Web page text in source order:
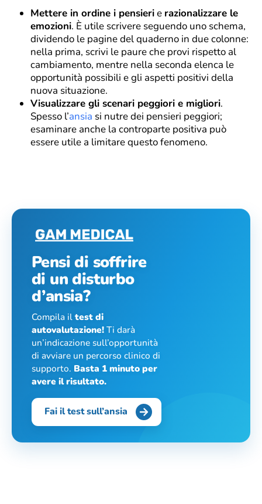
Mettere in ordine i pensierie razionalizzare le
emozioni. È utile scrivere seguendo uno schema,
dividendo le pagine del quaderno in due colonne:
nella prima, scrivi le paure che provi rispetto al
cambiamento, mentre nella seconda elenca le
opportunità possibili e gli aspetti positivi della
nuova situazione.
Visualizzare gli scenari peggiori e migliori.
Spesso l’ansia si nutre dei pensieri peggiori;
esaminare anche la controparte positiva può
essere utile a limitare questo fenomeno.
Pensi di soffrire
di un disturbo
d’ansia?
Compila iltest di
autovalutazione!Ti darà
un’indicazione sull’opportunità
di avviare un percorso clinico di
supporto. Basta 1 minuto per
avere il risultato.
Fai il test sull’ansia